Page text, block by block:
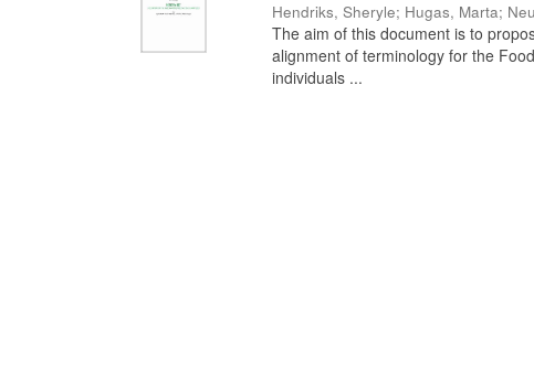
Hendriks, Sheryle; Hugas, Marta;
The aim of this document is to
alignment of terminology for the
individuals ...